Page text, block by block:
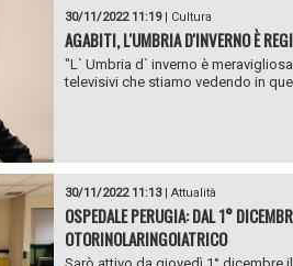
30/11/2022 11:19| Cultura
AGABITI, L'UMBRIA D'INVERNO È
"L` Umbria d` inverno è
televisivi che stiamo vedendo in
30/11/2022 11:13| Attualità
OSPEDALE PERUGIA: DAL 1°
OTORINOLARINGOIATRICO